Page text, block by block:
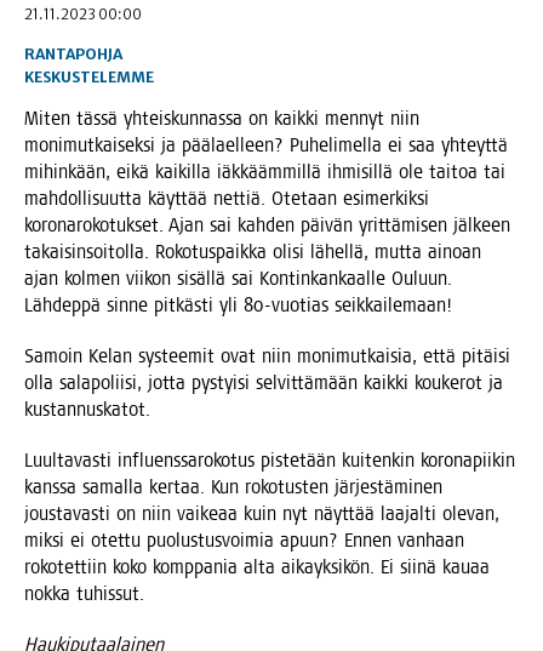
21.11.2023 00:00
RANTAPOHJA
KESKUSTELEMME
Miten täs­sä yhteis­kun­nas­sa on kaik­ki men­nyt niin
moni­mut­kai­sek­si ja pää­lael­leen? Puhe­li­mel­la ei saa yhteyt­tä
mihin­kään, eikä kai­kil­la iäk­kääm­mil­lä ihmi­sil­lä ole tai­toa tai
mah­dol­li­suut­ta käyt­tää net­tiä. Ote­taan esi­mer­kik­si
koro­na­ro­ko­tuk­set. Ajan sai kah­den päi­vän yrit­tä­mi­sen jäl­keen
takai­sin­soi­tol­la. Roko­tus­paik­ka oli­si lähel­lä, mut­ta ainoan
ajan kol­men vii­kon sisäl­lä sai Kon­tin­kan­kaal­le Ouluun.
Läh­dep­pä sin­ne pit­käs­ti yli 80-vuo­tias seikkailemaan!
Samoin Kelan sys­tee­mit ovat niin moni­mut­kai­sia, että pitäi­si
olla sala­po­lii­si, jot­ta pys­tyi­si sel­vit­tä­mään kaik­ki kou­ke­rot ja
kustannuskatot.
Luul­ta­vas­ti influens­sa­ro­ko­tus pis­te­tään kui­ten­kin koro­na­pii­kin
kans­sa samal­la ker­taa. Kun roko­tus­ten jär­jes­tä­mi­nen
jous­ta­vas­ti on niin vai­ke­aa kuin nyt näyt­tää laa­jal­ti ole­van,
mik­si ei otet­tu puo­lus­tus­voi­mia apuun? Ennen van­haan
roko­tet­tiin koko komp­pa­nia alta aikayk­si­kön. Ei sii­nä kau­aa
nok­ka tuhissut.
Hau­ki­pu­taa­lai­nen